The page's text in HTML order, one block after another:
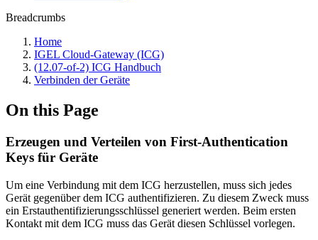
Breadcrumbs
Home
IGEL Cloud-Gateway (ICG)
(12.07-of-2) ICG Handbuch
Verbinden der Geräte
On this Page
Erzeugen und Verteilen von First-Authentication
Keys für Geräte
Um eine Verbindung mit dem ICG herzustellen, muss sich jedes
Gerät gegenüber dem ICG authentifizieren. Zu diesem Zweck muss
ein Erstauthentifizierungsschlüssel generiert werden. Beim ersten
Kontakt mit dem ICG muss das Gerät diesen Schlüssel vorlegen.